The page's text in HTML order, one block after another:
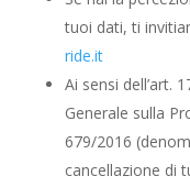
tuoi dati, ti
ride.it
Ai sensi dell’art.
Generale sulla
679/2016
cancellazione di